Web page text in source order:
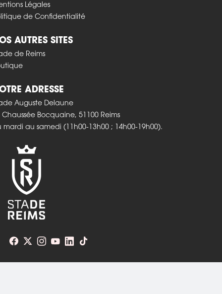
Légales
de Confidentialité
AUTRES SITES
de Reims
ADRESSE
Auguste Delaune
Chaussée Bocquaine, 51100 Reims
mardi au samedi (11h00-13h00 ; 14h00-19h00).